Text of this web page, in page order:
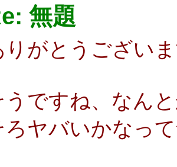
無題
りがとうござい
うですね、なん
ろヤバいかなっ